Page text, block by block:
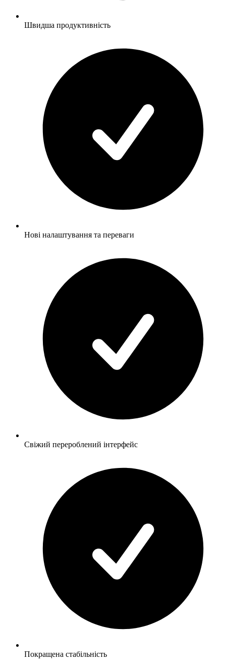
Швидша продуктивність
Нові налаштування та переваги
Свіжий перероблений інтерфейс
Покращена стабільність